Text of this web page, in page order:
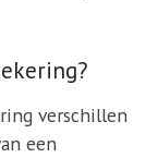
verschillen
een